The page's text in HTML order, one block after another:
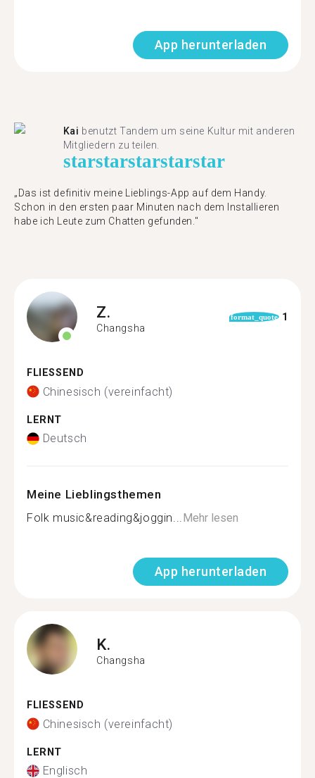
App herunterladen
Kai benutzt Tandem um seine Kultur mit anderen
Mitgliedern zu teilen.
starstarstarstarstar
„Das ist definitiv meine Lieblings-App auf dem Handy.
Schon in den ersten paar Minuten nach dem Installieren
habe ich Leute zum Chatten gefunden."
Z.
Changsha
format_quote 1
FLIESSEND
Chinesisch (vereinfacht)
LERNT
Deutsch
Meine Lieblingsthemen
Folk music&reading&joggin...Mehr lesen
App herunterladen
K.
Changsha
FLIESSEND
Chinesisch (vereinfacht)
LERNT
Englisch